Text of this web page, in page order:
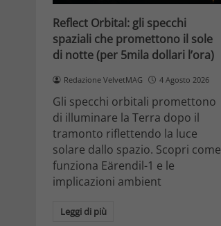
Reflect Orbital: gli specchi
spaziali che promettono il sole
di notte (per 5mila dollari l’ora)
Redazione VelvetMAG 4 Agosto 2026
Gli specchi orbitali promettono
di illuminare la Terra dopo il
tramonto riflettendo la luce
solare dallo spazio. Scopri come
funziona Eärendil-1 e le
implicazioni ambient
Leggi di più